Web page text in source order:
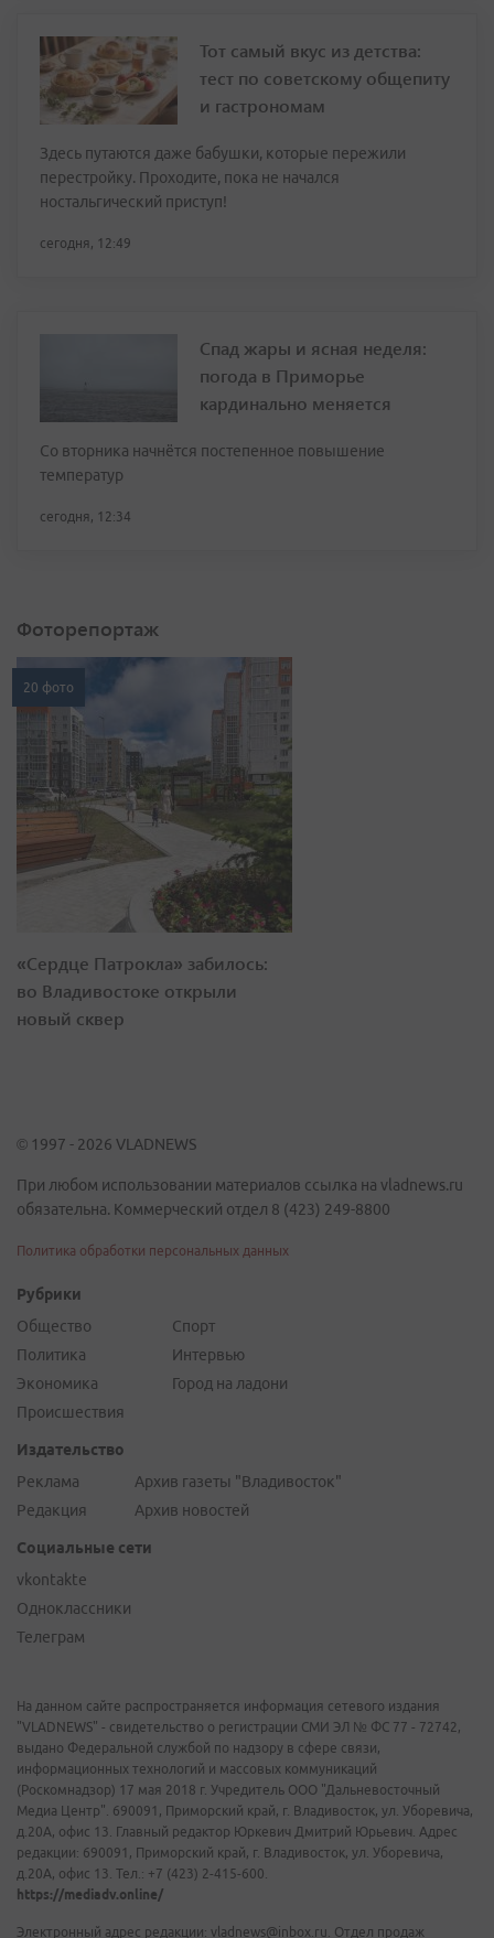
Тот самый вкус из детства:
тест по советскому общепиту
и гастрономам
Здесь путаются даже бабушки, которые пережили
перестройку. Проходите, пока не начался
ностальгический приступ!
сегодня, 12:49
Спад жары и ясная неделя:
погода в Приморье
кардинально меняется
Со вторника начнётся постепенное повышение
температур
сегодня, 12:34
Фоторепортаж
20 фото
«Сердце Патрокла» забилось:
во Владивостоке открыли
новый сквер
© 1997 - 2026 VLADNEWS
При любом использовании материалов ссылка на vladnews.ru
обязательна. Коммерческий отдел 8 (423) 249-8800
Политика обработки персональных данных
Рубрики
Общество
Политика
Экономика
Происшествия
Спорт
Интервью
Город на ладони
Издательство
Реклама
Редакция
Архив газеты "Владивосток"
Архив новостей
Социальные сети
vkontakte
Одноклассники
Телеграм
На данном сайте распространяется информация сетевого издания
"VLADNEWS" - свидетельство о регистрации СМИ ЭЛ № ФС 77 - 72742,
выдано Федеральной службой по надзору в сфере связи,
информационных технологий и массовых коммуникаций
(Роскомнадзор) 17 мая 2018 г. Учредитель ООО "Дальневосточный
Медиа Центр". 690091, Приморский край, г. Владивосток, ул. Уборевича,
д.20А, офис 13. Главный редактор Юркевич Дмитрий Юрьевич. Адрес
редакции: 690091, Приморский край, г. Владивосток, ул. Уборевича,
д.20А, офис 13. Тел.: +7 (423) 2-415-600.
https://mediadv.online/
Электронный адрес редакции: vladnews@inbox.ru. Отдел продаж